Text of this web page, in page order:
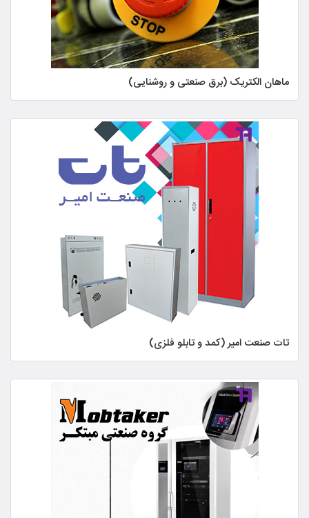
ماهان الکتریک (برق صنعتی و روشنایی)
تات صنعت امیر (کمد و تابلو فلزی)